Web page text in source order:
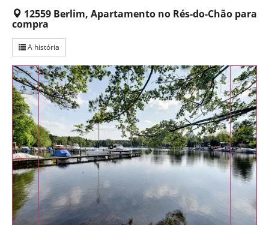
12559 Berlim, Apartamento no Rés-do-Chão para
compra
A história